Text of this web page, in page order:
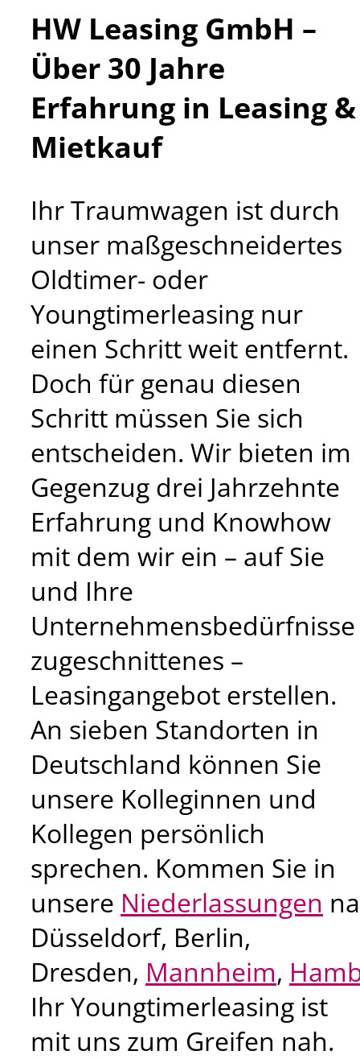
HW Leasing GmbH –
Über 30 Jahre
Erfahrung in Leasing &
Mietkauf
Ihr Traumwagen ist durch
unser maßgeschneidertes
Oldtimer- oder
Youngtimerleasing nur
einen Schritt weit entfernt.
Doch für genau diesen
Schritt müssen Sie sich
entscheiden. Wir bieten im
Gegenzug drei Jahrzehnte
Erfahrung und Knowhow
mit dem wir ein – auf Sie
und Ihre
Unternehmensbedürfnisse
zugeschnittenes –
Leasingangebot erstellen.
An sieben Standorten in
Deutschland können Sie
unsere Kolleginnen und
Kollegen persönlich
sprechen. Kommen Sie in
unsere Niederlassungen
Düsseldorf, Berlin,
Dresden, Mannheim,
Ihr Youngtimerleasing ist
mit uns zum Greifen nah.